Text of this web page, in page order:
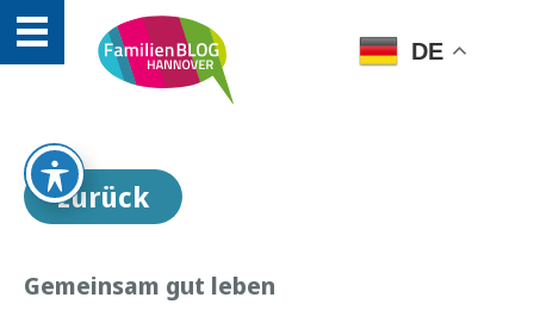
DE
zurück
Gemeinsam gut leben